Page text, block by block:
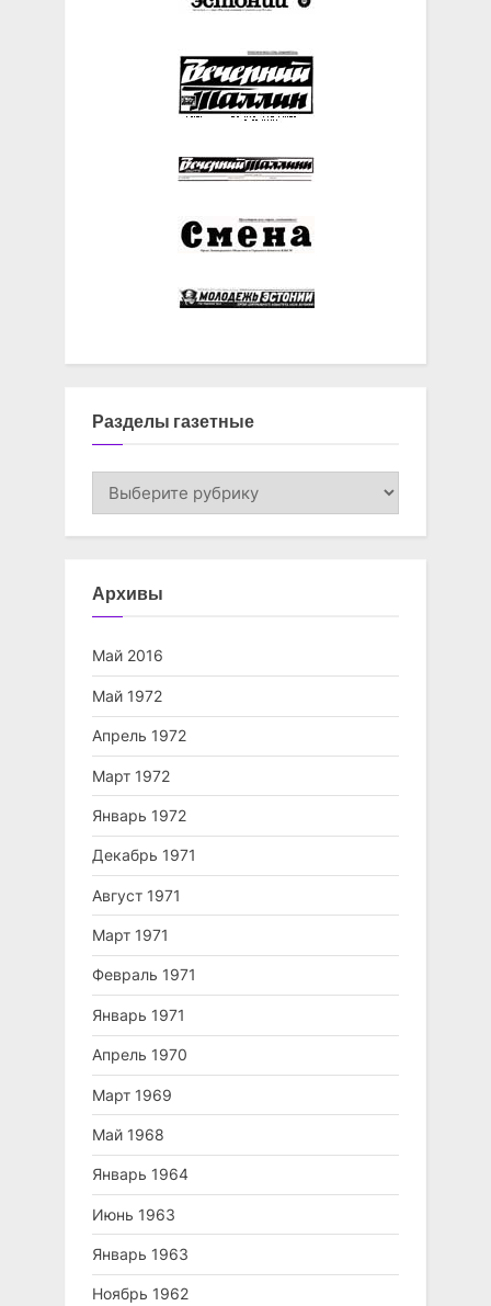
Разделы газетные
Разделы
Архивы
Май 2016
Май 1972
Апрель 1972
Март 1972
Январь 1972
Декабрь 1971
Август 1971
Март 1971
Февраль 1971
Январь 1971
Апрель 1970
Март 1969
Май 1968
Январь 1964
Июнь 1963
Январь 1963
Ноябрь 1962